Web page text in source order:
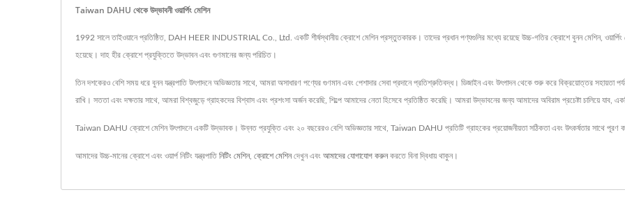
Taiwan DAHU থেকে উদ্ভাবনী ওয়ার্পিং মেশিন
1992 সালে তাইওয়ানে প্রতিষ্ঠিত, DAH HEER INDUSTRIAL Co., Ltd. একটি শীর্ষস্থানীয় ক্রোশে মেশিন প্রস্তুতকারক। তাদের প্রধান পণ্যগুলির মধ্যে রয়েছে উচ্চ-গতির ক্রোশে বুনন মেশিন, ওয়ার্পিং
হয়েছে। দাহ হীর ক্রোশে প্রযুক্তিতে উদ্ভাবন এবং গুণমানের জন্য পরিচিত।
তিন দশকেরও বেশি সময় ধরে বুনন যন্ত্রপাতি উৎপাদনে অভিজ্ঞতার সাথে, আমরা অসাধারণ পণ্যের গুণমান এবং পেশাদার সেবা প্রদানে প্রতিশ্রুতিবদ্ধ। ডিজাইন এবং উৎপাদন থেকে শুরু করে বিক্রয়োত্তর সহায়তা
রাখি। সততা এবং দক্ষতার সাথে, আমরা বিশ্বজুড়ে গ্রাহকদের বিশ্বাস এবং প্রশংসা অর্জন করেছি, শিল্পে আমাদের নেতা হিসেবে প্রতিষ্ঠিত করেছি। আমরা উদ্ভাবনের জন্য আমাদের অবিরাম প্রচেষ্টা চালিয়ে যাব,
Taiwan DAHU ক্রোশে মেশিন উৎপাদনে একটি উদ্ভাবক। উন্নত প্রযুক্তি এবং ২০ বছরেরও বেশি অভিজ্ঞতার সাথে, Taiwan DAHU প্রতিটি গ্রাহকের প্রয়োজনীয়তা সঠিকতা এবং উৎকর্ষতার সাথে পূরণ
আমাদের উচ্চ-মানের ক্রোশে এবং ওয়ার্প নিটিং যন্ত্রপাতি নিটিং মেশিন, ক্রোশে মেশিনদেখুন এবং আমাদের যোগাযোগ করুনকরতে বিনা দ্বিধায় থাকুন।